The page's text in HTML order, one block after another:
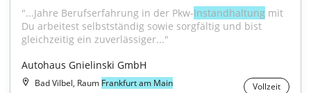
"...Jahre Berufserfahrung in der Pkw-Instandhaltung mit
Du arbeitest selbstständig sowie sorgfältig und bist
gleichzeitig ein zuverlässiger..."
Autohaus Gnielinski GmbH
Bad Vilbel, Raum Frankfurt am Main
Vollzeit